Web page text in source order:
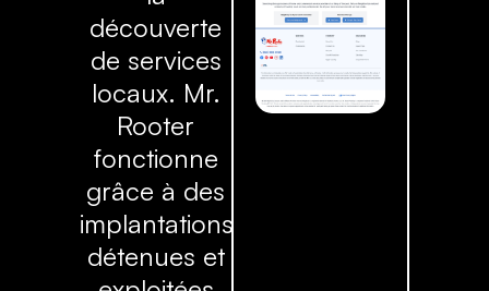
découverte
de services
locaux. Mr.
Rooter
fonctionne
grâce à des
implantations
détenues et